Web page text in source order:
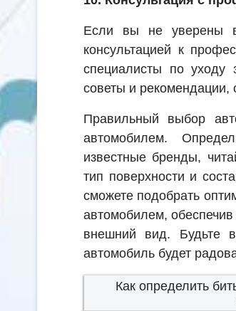
Если вы не уверены в
консультацией к
специалисты по уходу
советы и рекомендации,
Правильный выбор
автомобилем.
известные бренды,
тип поверхности и
сможете подобрать
автомобилем, обеспечив
внешний вид. Будьте
автомобиль будет
Как определить